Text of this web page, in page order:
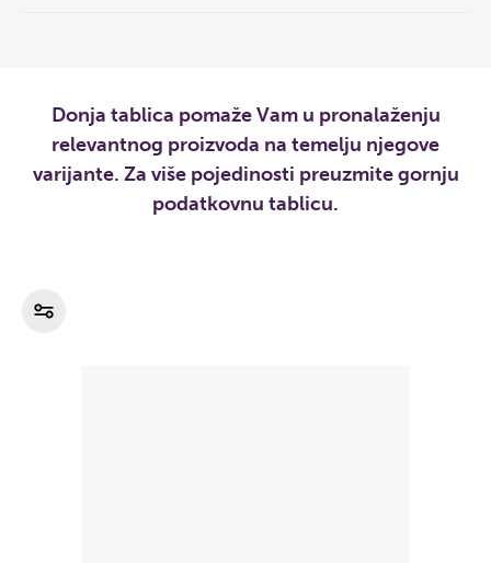
Donja tablica pomaže Vam u pronalaženju
relevantnog proizvoda na temelju njegove
varijante. Za više pojedinosti preuzmite gornju
podatkovnu tablicu.